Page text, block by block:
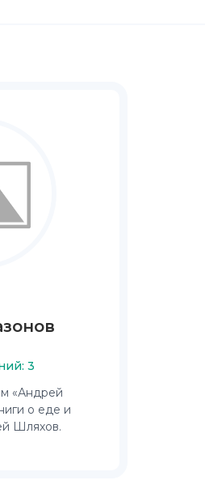
3
«Андрей
о еде и
Шляхов.